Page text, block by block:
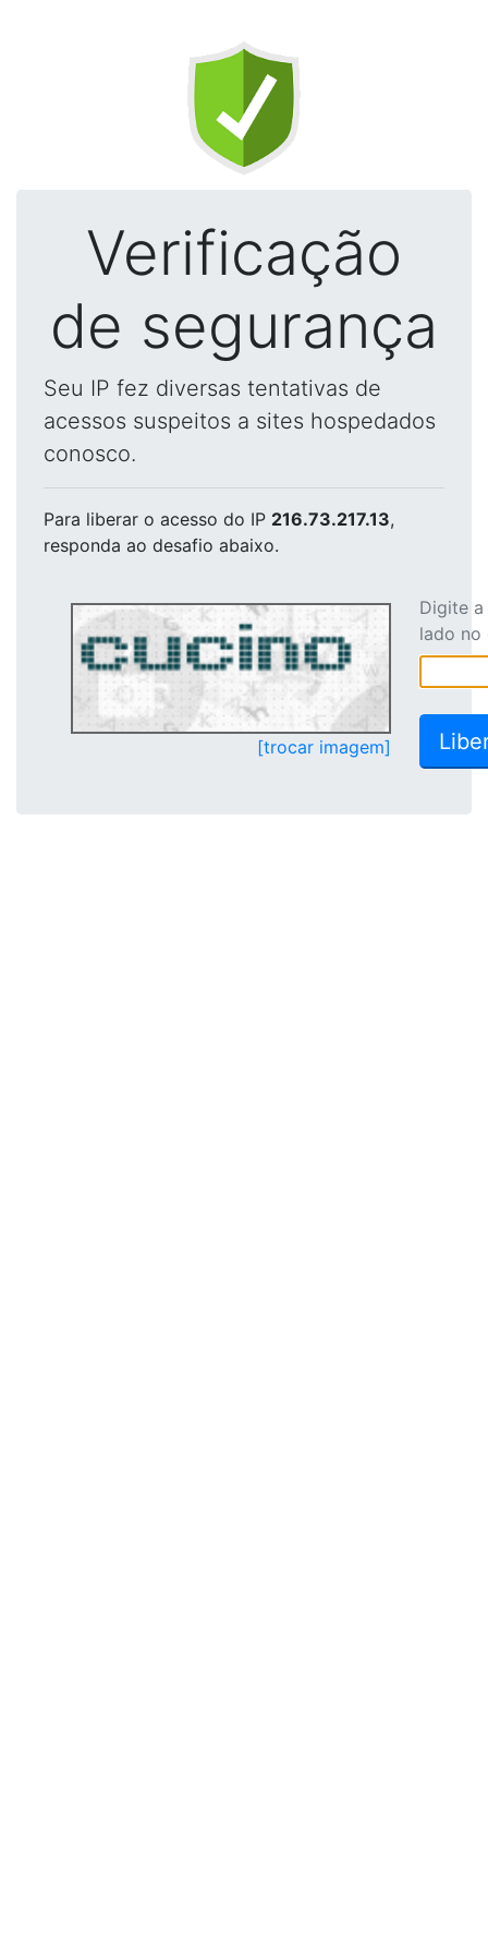
Verificação
de segurança
Seu IP fez diversas tentativas de
acessos suspeitos a sites hospedados
conosco.
Para liberar o acesso do IP 216.73.217.13,
responda ao desafio abaixo.
[trocar imagem]
Digite
lado no